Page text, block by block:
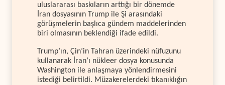
uluslararası baskıların arttığı bir dönemde
İran dosyasının Trump ile Şi arasındaki
görüşmelerin başlıca gündem maddelerinden
biri olmasının beklendiği ifade edildi.
Trump’ın, Çin’in Tahran üzerindeki nüfuzunu
kullanarak İran’ı nükleer dosya konusunda
Washington ile anlaşmaya yönlendirmesini
istediği belirtildi. Müzakerelerdeki tıkanıklığın